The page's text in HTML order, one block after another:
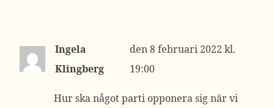
Ingela
Klingberg
8 februari 2022 kl.
19:00
Hur ska något parti opponera sig när vi